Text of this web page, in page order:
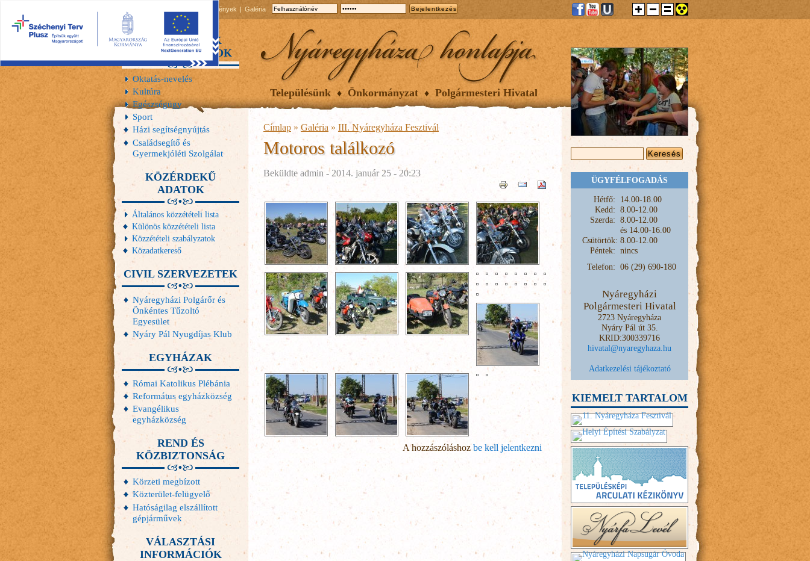
Események Galéria
Településünk Önkormányzat Polgármesteri Hivatal
Címlap » Galéria » III. Nyáregyháza Fesztivál
Motoros találkozó
Beküldte admin - 2014. január 25 - 20:23
A hozzászóláshozbe kell jelentkezni
INTÉZMÉNYEK
SZOLGÁLTATÁSOK
Oktatás-nevelés
Kultúra
Egészségügy
Sport
Házi segítségnyújtás
Családsegítő és
Gyermekjóléti Szolgálat
KÖZÉRDEKŰ
ADATOK
Általános közzétételi lista
Különös közzétételi lista
Közzétételi szabályzatok
Közadatkereső
CIVIL SZERVEZETEK
Nyáregyházi Polgárőr és
Önkéntes Tűzoltó
Egyesület
Nyáry Pál Nyugdíjas Klub
EGYHÁZAK
Római Katolikus Plébánia
Református egyházközség
Evangélikus
egyházközség
REND ÉS
KÖZBIZTONSÁG
Körzeti megbízott
Közterület-felügyelő
Hatóságilag elszállított
gépjárművek
VÁLASZTÁSI
INFORMÁCIÓK
KERESÉS ŰRLAP
ÜGYFÉLFOGADÁS
Hétfő: 14.00-18.00
Kedd: 8.00-12.00
Szerda: 8.00-12.00
és 14.00-16.00
Csütörtök: 8.00-12.00
Péntek: nincs
Telefon: 06 (29) 690-180
Nyáregyházi
Polgármesteri Hivatal
2723 Nyáregyháza
Nyáry Pál út 35.
KRID:300339716
hivatal@nyaregyhaza.hu
Adatkezelési tájékoztató
KIEMELT TARTALOM